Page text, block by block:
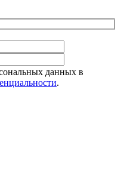
данных в
.